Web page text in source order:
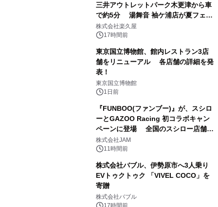
三井アウトレットパーク木更津から車
で約5分 湯舞音 袖ケ浦店が夏フェア
メニューを提供
株式会社楽久屋
17時間前
東京国立博物館、館内レストラン3店
舗をリニューアル 各店舗の詳細を発
表！
東京国立博物館
1日前
『FUNBOO(ファンブー)』が、スシロ
ーとGAZOO Racing 初コラボキャン
ペーンに登場 全国のスシロー店舗で
GR 4車種の FUNBOO(ミニカー)付き
メニューが展開されます
株式会社JAM
11時間前
株式会社バブル、伊勢原市へ3人乗り
EVトゥクトゥク 「VIVEL COCO」を
寄贈
株式会社バブル
17時間前